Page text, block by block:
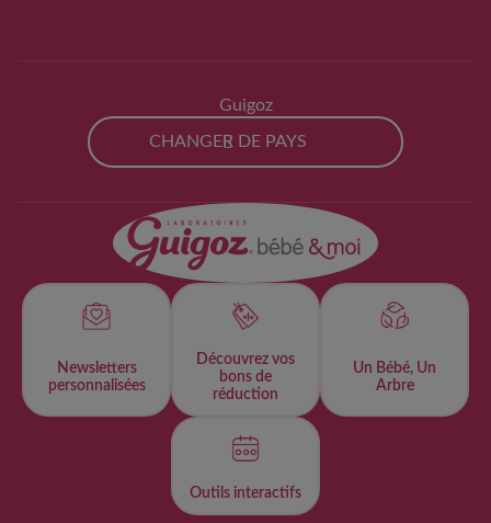
Guigoz
CHANGER DE PAYS
Newsletters
personnalisées​
Découvrez vos
bons de
réduction
Un Bébé, Un
Arbre
Outils interactifs​